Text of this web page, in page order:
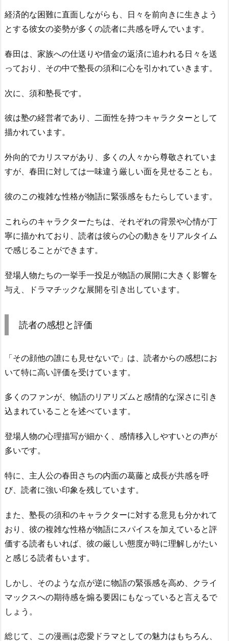
経済的な困難に直面しながらも、日々を前向きに生きよう
とする彼女の姿勢が多くの読者に共感を呼んでいます。
春田は、家族への仕送りや借金の返済に追われる日々を送
っており、その中で塾長の須和に心を引かれていきます。
次に、須和塾長です。
彼は塾の経営者であり、二面性を持つキャラクターとして
描かれています。
外向的でカリスマがあり、多くの人々から尊敬されていま
すが、春田に対しては一味違う厳しい面を見せることも。
彼のこの複雑な性格が物語に緊張感をもたらしています。
これらのキャラクターたちは、それぞれの背景や心情が丁
寧に描かれており、読者は彼らの心の動きをリアルタイム
で感じることができます。
登場人物たちの一挙手一投足が物語の展開に大きく影響を
与え、ドラマチックな展開を引き出しています。
読者の感想と評価
「その顔他の誰にも見せないで」は、読者からの感想にお
いて特に高い評価を受けています。
多くのファンが、物語のリアリズムと感情的な深さに引き
込まれていることを述べています。
登場人物の心理描写が細かく、感情移入しやすいとの声が
多いです。
特に、主人公の春田さちの内面の葛藤と成長が共感を呼
び、読者に強い印象を残しています。
また、塾長の須和のキャラクターに対する意見も分かれて
おり、彼の複雑な性格が物語にスパイスを加えていると評
価する読者もいれば、彼の厳しい態度が時に理解しがたい
と感じる読者もいます。
しかし、そのような点が逆に物語の緊張感を高め、クライ
マックスへの期待感を煽る要因にもなっていると言えるで
しょう。
総じて、この漫画は恋愛ドラマとしての魅力はもちろん、